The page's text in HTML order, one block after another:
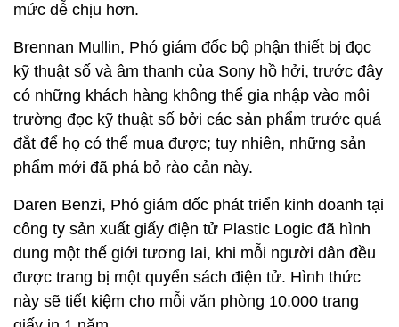
mức dễ chịu hơn.
Brennan Mullin, Phó giám đốc bộ phận thiết bị đọc
kỹ thuật số và âm thanh của Sony hồ hởi, trước đây
có những khách hàng không thể gia nhập vào môi
trường đọc kỹ thuật số bởi các sản phẩm trước quá
đắt để họ có thể mua được; tuy nhiên, những sản
phẩm mới đã phá bỏ rào cản này.
Daren Benzi, Phó giám đốc phát triển kinh doanh tại
công ty sản xuất giấy điện tử Plastic Logic đã hình
dung một thế giới tương lai, khi mỗi người dân đều
được trang bị một quyển sách điện tử. Hình thức
này sẽ tiết kiệm cho mỗi văn phòng 10.000 trang